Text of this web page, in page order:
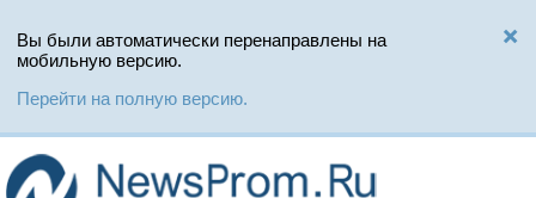
Вы были автоматически перенаправлены на
мобильную версию.
Перейти на полную версию.